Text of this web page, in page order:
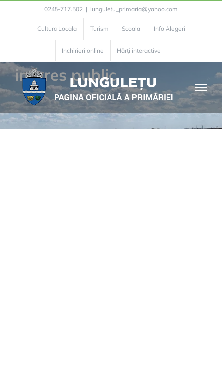
0245-717.502 | lunguletu_primaria@yahoo.com
Cultura Locala Turism Scoala Info Alegeri
Inchirieri online Hărți interactive
Lista cu documentele de
interes public